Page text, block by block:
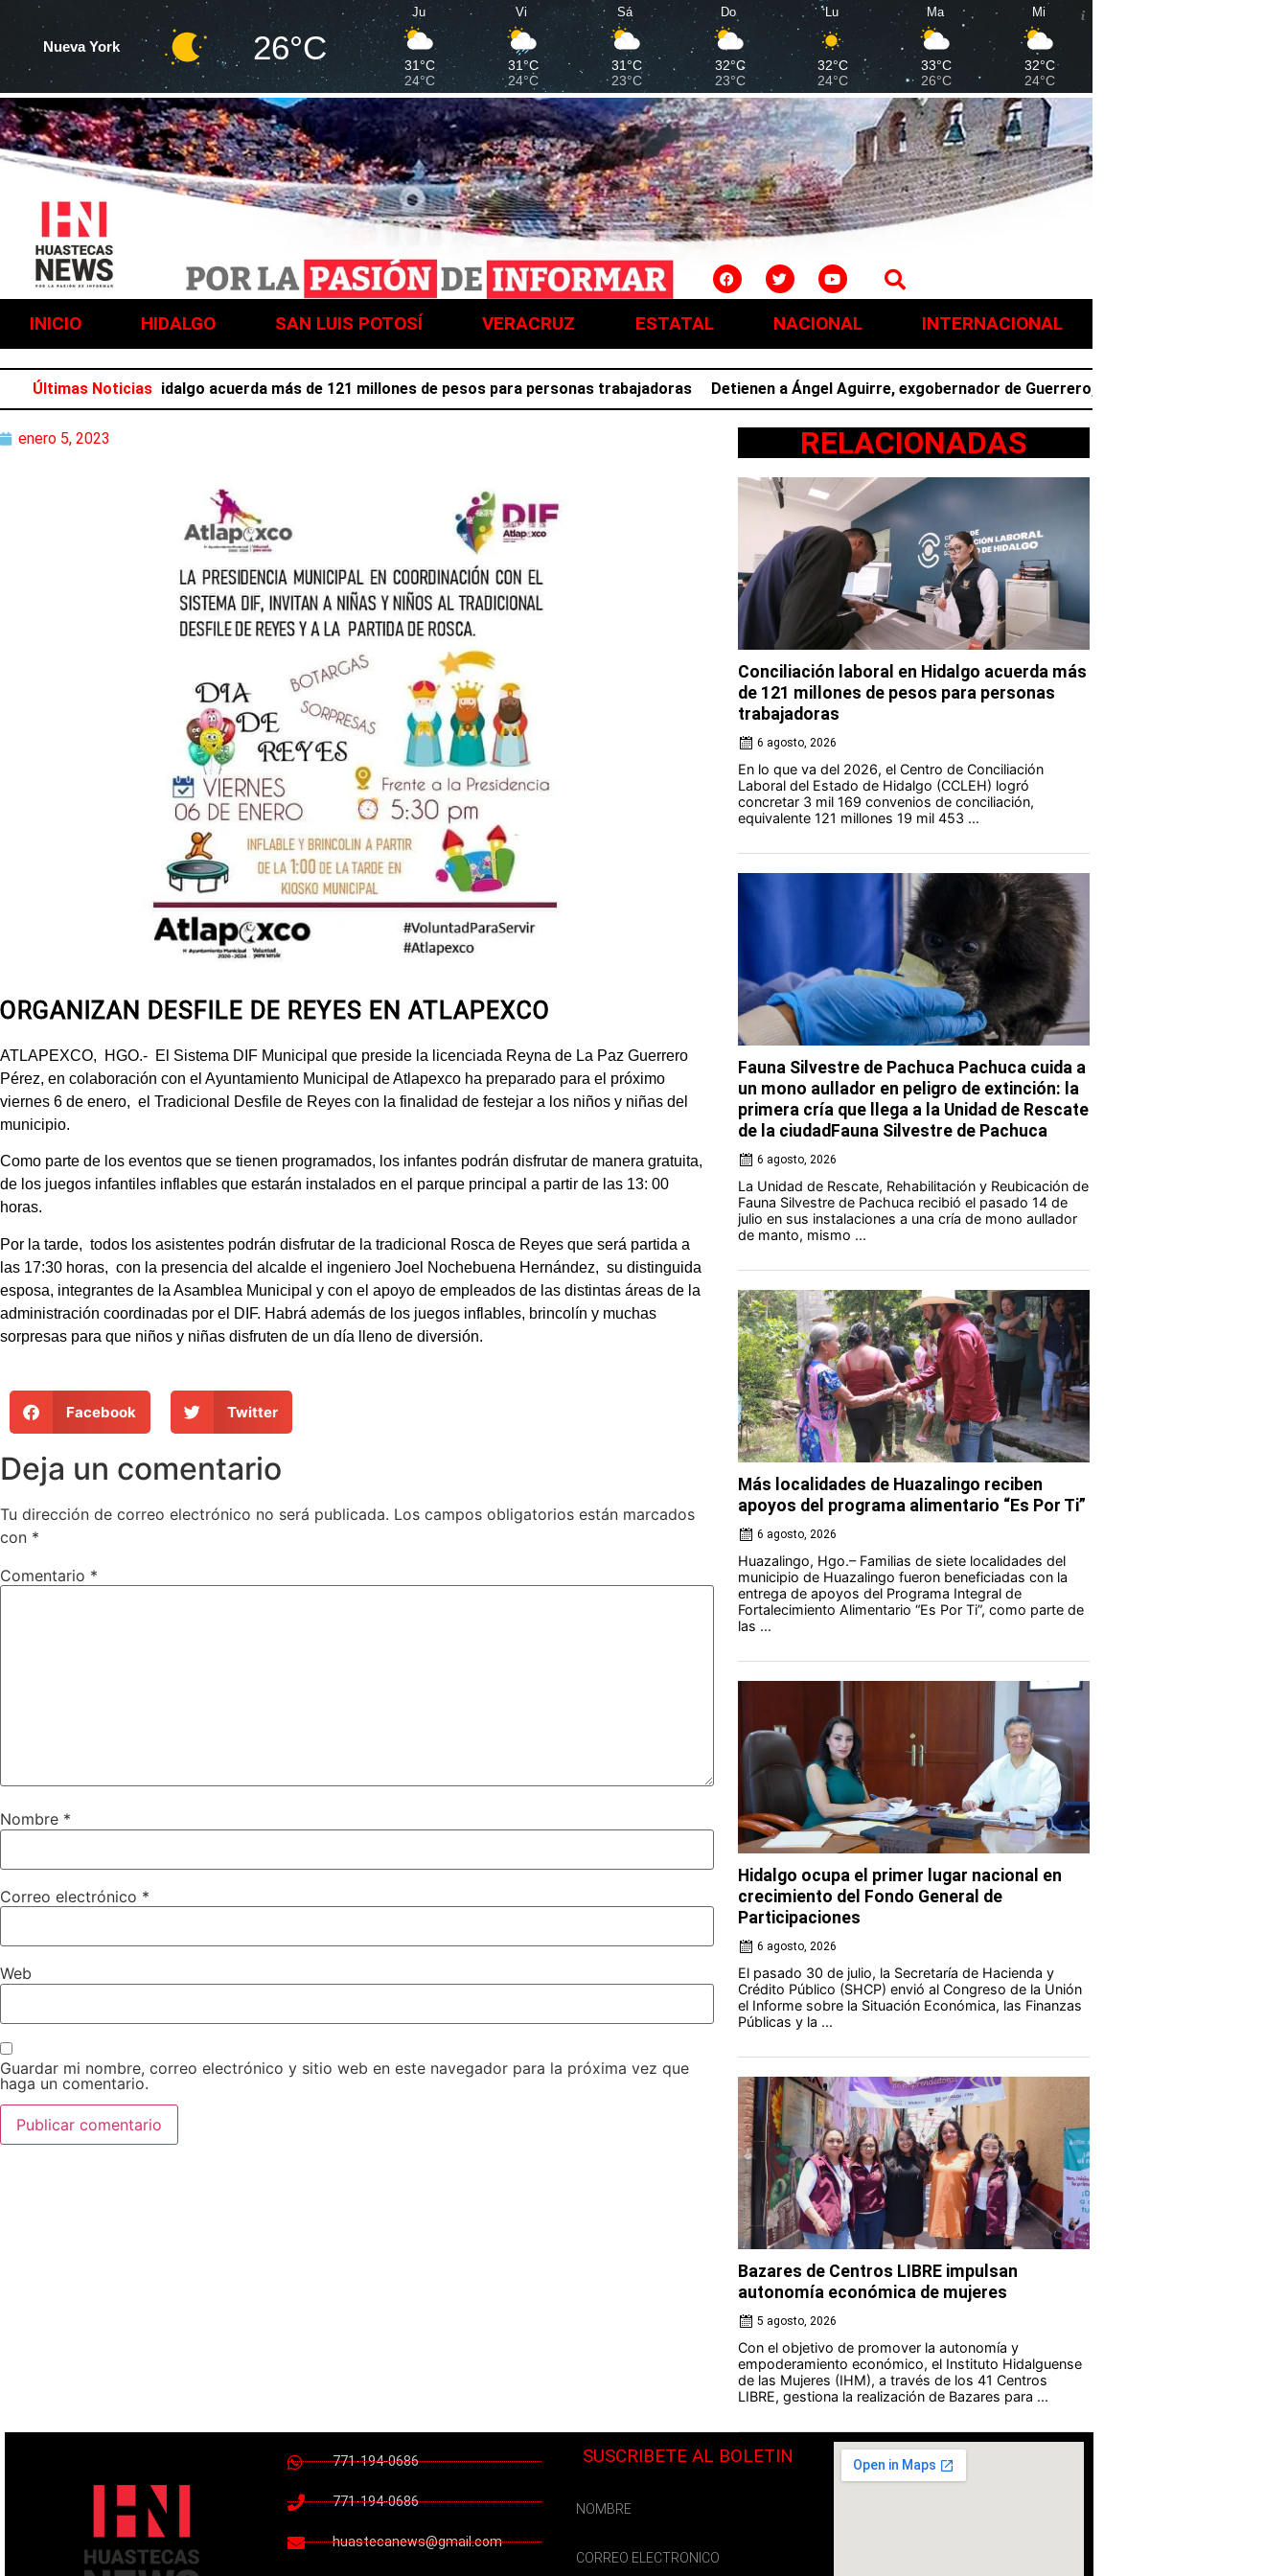
Nueva York 26°C
Ju
31°C
24°C
Vi
31°C
24°C
Sá
31°C
23°C
Do
32°C
23°C
Lu
32°C
24°C
Ma
33°C
26°C
Mi
32°C
24°C
INICIO HIDALGO SAN LUIS POTOSÍ VERACRUZ ESTATAL NACIONAL INTERNACIONAL
Últimas Noticias
laboral en Hidalgo acuerda más de 121 millones de pesos para personas trabajadoras Detienen a Ángel Aguirre, exgobernador de Guerrero, por presunto ocultamiento de
enero 5, 2023
ORGANIZAN DESFILE DE REYES EN ATLAPEXCO
ATLAPEXCO, HGO.- El Sistema DIF Municipal que preside la licenciada Reyna de La Paz Guerrero
Pérez, en colaboración con el Ayuntamiento Municipal de Atlapexco ha preparado para el próximo
viernes 6 de enero, el Tradicional Desfile de Reyes con la finalidad de festejar a los niños y niñas del
municipio.
Como parte de los eventos que se tienen programados, los infantes podrán disfrutar de manera gratuita,
de los juegos infantiles inflables que estarán instalados en el parque principal a partir de las 13: 00
horas.
Por la tarde, todos los asistentes podrán disfrutar de la tradicional Rosca de Reyes que será partida a
las 17:30 horas, con la presencia del alcalde el ingeniero Joel Nochebuena Hernández, su distinguida
esposa, integrantes de la Asamblea Municipal y con el apoyo de empleados de las distintas áreas de la
administración coordinadas por el DIF. Habrá además de los juegos inflables, brincolín y muchas
sorpresas para que niños y niñas disfruten de un día lleno de diversión.
Facebook Twitter
Deja un comentario
Tu dirección de correo electrónico no será publicada. Los campos obligatorios están marcados
con *
Comentario *
Nombre *
Correo electrónico *
Web
Guardar mi nombre, correo electrónico y sitio web en este navegador para la próxima vez que
haga un comentario.
RELACIONADAS
Conciliación laboral en Hidalgo acuerda más
de 121 millones de pesos para personas
trabajadoras
6 agosto, 2026
En lo que va del 2026, el Centro de Conciliación
Laboral del Estado de Hidalgo (CCLEH) logró
concretar 3 mil 169 convenios de conciliación,
equivalente 121 millones 19 mil 453 ...
Fauna Silvestre de Pachuca Pachuca cuida a
un mono aullador en peligro de extinción: la
primera cría que llega a la Unidad de Rescate
de la ciudadFauna Silvestre de Pachuca
6 agosto, 2026
La Unidad de Rescate, Rehabilitación y Reubicación de
Fauna Silvestre de Pachuca recibió el pasado 14 de
julio en sus instalaciones a una cría de mono aullador
de manto, mismo ...
Más localidades de Huazalingo reciben
apoyos del programa alimentario “Es Por Ti”
6 agosto, 2026
Huazalingo, Hgo.– Familias de siete localidades del
municipio de Huazalingo fueron beneficiadas con la
entrega de apoyos del Programa Integral de
Fortalecimiento Alimentario “Es Por Ti”, como parte de
las ...
Hidalgo ocupa el primer lugar nacional en
crecimiento del Fondo General de
Participaciones
6 agosto, 2026
El pasado 30 de julio, la Secretaría de Hacienda y
Crédito Público (SHCP) envió al Congreso de la Unión
el Informe sobre la Situación Económica, las Finanzas
Públicas y la ...
Bazares de Centros LIBRE impulsan
autonomía económica de mujeres
5 agosto, 2026
Con el objetivo de promover la autonomía y
empoderamiento económico, el Instituto Hidalguense
de las Mujeres (IHM), a través de los 41 Centros
LIBRE, gestiona la realización de Bazares para ...
771-194-0686
771-194-0686
huastecanews@gmail.com
SUSCRIBETE AL BOLETIN